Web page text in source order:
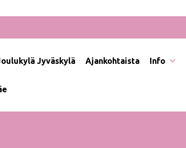
Jyväskylä Ajankohtaista Info